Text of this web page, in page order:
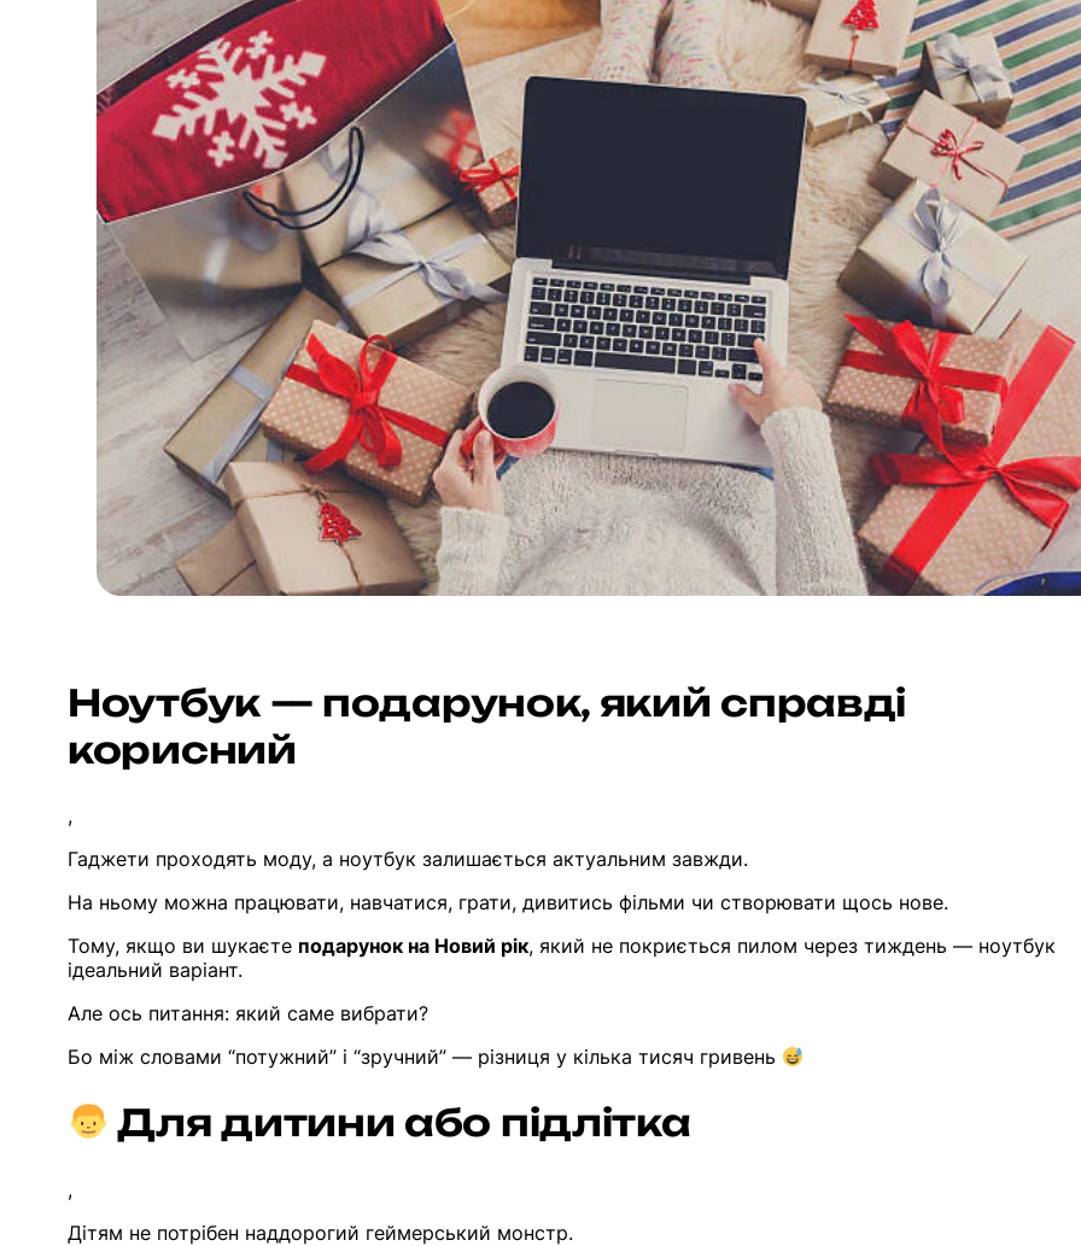
Ноутбук — подарунок, який справді
корисний
,
Гаджети проходять моду, а ноутбук залишається актуальним завжди.
На ньому можна працювати, навчатися, грати, дивитись фільми чи створювати щось нове.
Тому, якщо ви шукаєте подарунок на Новий рік, який не покриється пилом через тиждень — ноутбук
ідеальний варіант.
Але ось питання: який саме вибрати?
Бо між словами “потужний” і “зручний” — різниця у кілька тисяч гривень
Для дитини або підлітка
,
Дітям не потрібен наддорогий геймерський монстр.